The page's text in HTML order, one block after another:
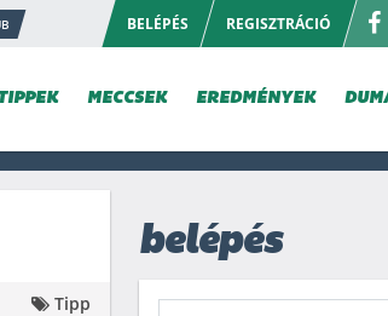
BELÉPÉS REGISZTRÁCIÓ
MECCSEK EREDMÉNYEK
Tipp
belépés